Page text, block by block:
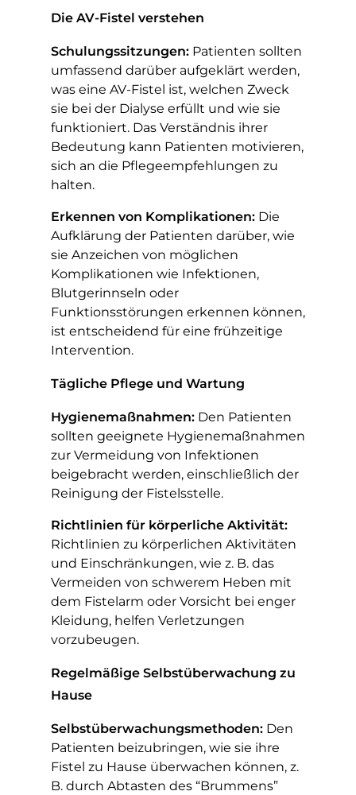
Die AV-Fistel verstehen
Schulungssitzungen:Patienten sollten
umfassend darüber aufgeklärt werden,
was eine AV-Fistel ist, welchen Zweck
sie bei der Dialyse erfüllt und wie sie
funktioniert. Das Verständnis ihrer
Bedeutung kann Patienten motivieren,
sich an die Pflegeempfehlungen zu
halten.
Erkennen von Komplikationen:Die
Aufklärung der Patienten darüber, wie
sie Anzeichen von möglichen
Komplikationen wie Infektionen,
Blutgerinnseln oder
Funktionsstörungen erkennen können,
ist entscheidend für eine frühzeitige
Intervention.
Tägliche Pflege und Wartung
Hygienemaßnahmen:Den Patienten
sollten geeignete Hygienemaßnahmen
zur Vermeidung von Infektionen
beigebracht werden, einschließlich der
Reinigung der Fistelsstelle.
Richtlinien für körperliche Aktivität:
Richtlinien zu körperlichen Aktivitäten
und Einschränkungen, wie z. B. das
Vermeiden von schwerem Heben mit
dem Fistelarm oder Vorsicht bei enger
Kleidung, helfen Verletzungen
vorzubeugen.
Regelmäßige Selbstüberwachung zu
Hause
Selbstüberwachungsmethoden:Den
Patienten beizubringen, wie sie ihre
Fistel zu Hause überwachen können, z.
B. durch Abtasten des “Brummens”